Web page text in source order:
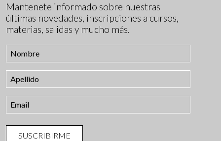
Mantenete informado sobre nuestras
últimas novedades, inscripciones a cursos,
materias, salidas y mucho más.
SUSCRIBIRME